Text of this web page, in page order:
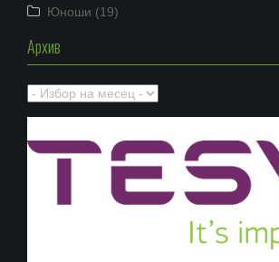
Юноши (19)
Архив
Архив